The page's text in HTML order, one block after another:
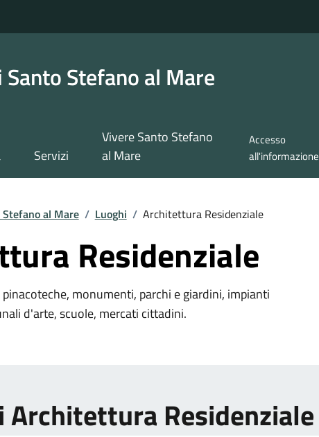
Santo Stefano al Mare
Servizi
Vivere Santo Stefano
al Mare
Accesso
all'informazione
al Mare / Luoghi / Architettura Residenziale
Residenziale
monumenti, parchi e giardini, impianti
d'arte, scuole, mercati cittadini.
Residenziale